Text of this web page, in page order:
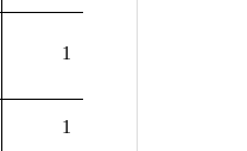
1
1